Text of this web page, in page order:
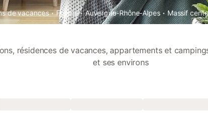
de vacances · France · Auvergne-Rhône-Alpes · Massif
résidences de vacances, appartements et
et ses environs